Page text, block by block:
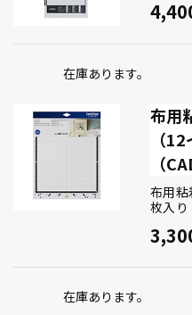
在庫あります。
布用
（
（
布用
枚入り
在庫あります。